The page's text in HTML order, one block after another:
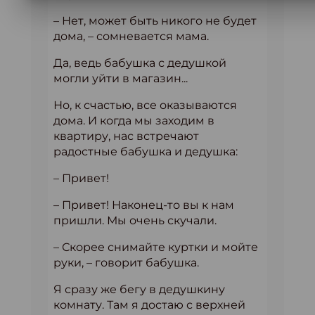
– Нет, может быть никого не будет
дома, – сомневается мама.
Да, ведь бабушка с дедушкой
могли уйти в магазин...
Но, к счастью, все оказываются
дома. И когда мы заходим в
квартиру, нас встречают
радостные бабушка и дедушка:
– Привет!
– Привет! Наконец-то вы к нам
пришли. Мы очень скучали.
– Скорее снимайте куртки и мойте
руки, – говорит бабушка.
Я сразу же бегу в дедушкину
комнату. Там я достаю с верхней